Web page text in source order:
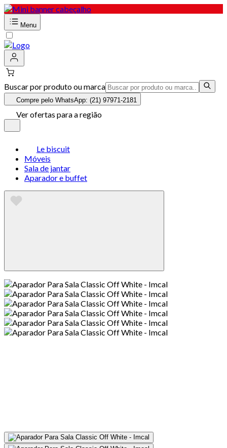
Menu
Buscar por produto ou marca
Compre pelo WhatsApp: (21) 97971-2181
Ver ofertas para a região
Le biscuit
Móveis
Sala de jantar
Aparador e buffet